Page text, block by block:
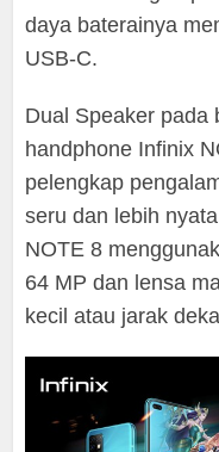
daya baterainya
USB-C.
Dual Speaker pada
handphone Infinix
pelengkap
seru dan lebih
NOTE 8
64 MP dan lensa
kecil atau jarak